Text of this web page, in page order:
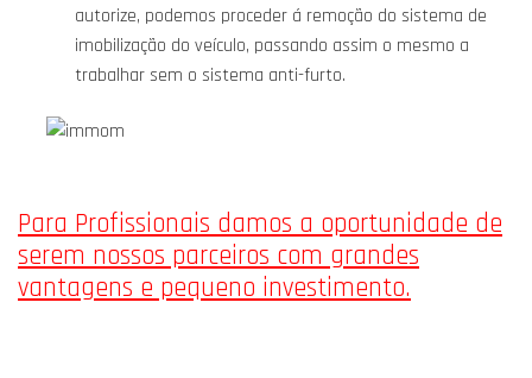
autorize, podemos proceder á remoção do sistema de
imobilização do veículo, passando assim o mesmo a
trabalhar sem o sistema anti-furto.
Para Profissionais damos a oportunidade de
serem nossos parceiros com grandes
vantagens e pequeno investimento.